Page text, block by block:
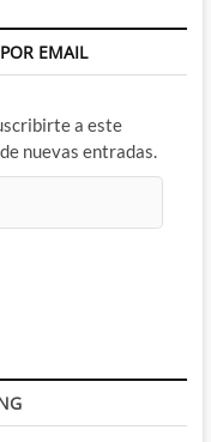
EMAIL
a este
nuevas entradas.